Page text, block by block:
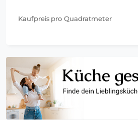
Kaufpreis pro Quadratmeter